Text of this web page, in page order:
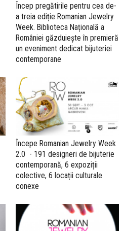
Încep pregătirile pentru cea de-
a treia ediție Romanian Jewelry
Week. Biblioteca Națională a
României găzduiește în premieră
un eveniment dedicat bijuteriei
contemporane
Începe Romanian Jewelry Week
2.0 - 191 designeri de bijuterie
contemporană, 6 expoziții
colective, 6 locații culturale
conexe